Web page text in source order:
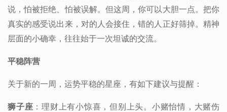
说，怕被拒绝、怕被误解。但这周，你可以大胆一点。把你
真实的感受说出来，对的人会接住，错的人正好筛掉。精神
层面的小确幸，往往始于一次坦诚的交流。
平稳阵营
关于新的一周，运势平稳的星座，有如下建议与提醒：
狮子座 ：理财上有小惊喜，但别上头。小赌怡情，大赌伤